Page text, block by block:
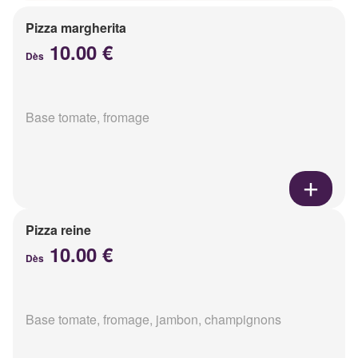
Pizza margherita
Dès 10.00 €
Base tomate, fromage
Pizza reine
Dès 10.00 €
Base tomate, fromage, jambon, champignons